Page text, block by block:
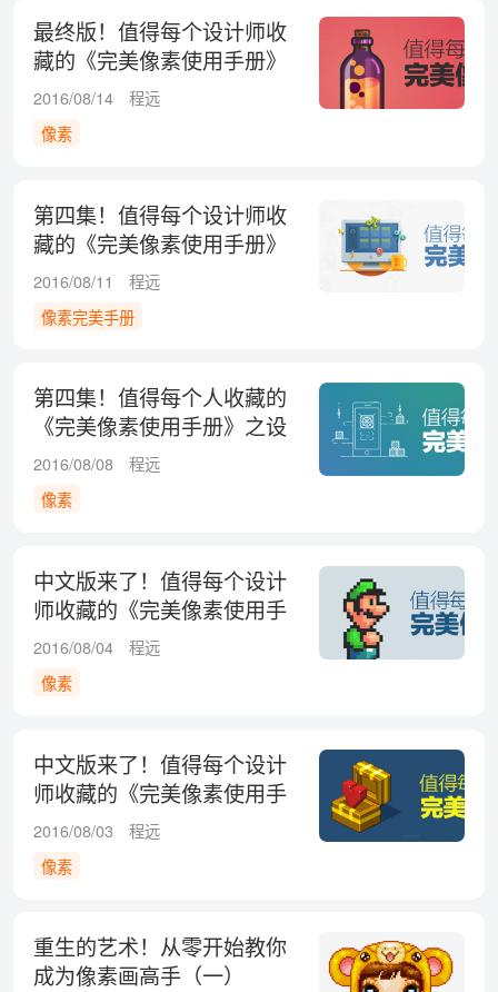
最终版！值得每个设计师收
藏的《完美像素使用手册》
之软件技巧篇
2016/08/14
程远
像素
第四集！值得每个设计师收
藏的《完美像素使用手册》
之软件技巧篇
2016/08/11
程远
像素完美手册
第四集！值得每个人收藏的
《完美像素使用手册》之设
计与开发篇
2016/08/08
程远
像素
中文版来了！值得每个设计
师收藏的《完美像素使用手
册》之细节篇
2016/08/04
程远
像素
中文版来了！值得每个设计
师收藏的《完美像素使用手
册》之原理篇
2016/08/03
程远
像素
重生的艺术！从零开始教你
成为像素画高手（一）